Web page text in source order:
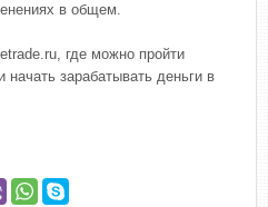
в общем.
где можно пройти
начать зарабатывать деньги в